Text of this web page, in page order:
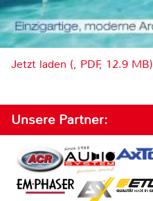
Jetzt laden (, PDF, 12.9 MB)
Unsere Partner: